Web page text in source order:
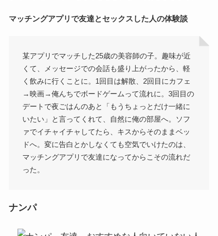
マッチングアプリで友達とセックスした人の体験談
某アプリでマッチした25歳の美容師の子。趣味が近
くて、メッセージでの会話も盛り上がったから、軽
く飲みに行くことに。1回目は解散、2回目にカフェ
→映画→俺んちでボードゲームって流れに。3回目の
デートで夜ごはんのあと「もうちょっとだけ一緒に
いたい」と言ってくれて、自然に俺の部屋へ。ソフ
ァでイチャイチャしてたら、キスからそのままベッ
ドへ。変に告白とかしなくても空気でいけたのは、
マッチングアプリで友達になってからこその流れだ
った。
ナンパ